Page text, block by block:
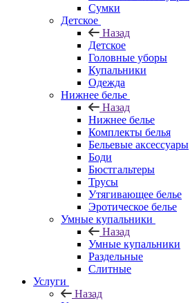
Сумки
Детское
Назад
Детское
Головные уборы
Купальники
Одежда
Нижнее белье
Назад
Нижнее белье
Комплекты белья
Бельевые аксессуары
Боди
Бюстгальтеры
Трусы
Утягивающее белье
Эротическое белье
Умные купальники
Назад
Умные купальники
Раздельные
Слитные
Услуги
Назад